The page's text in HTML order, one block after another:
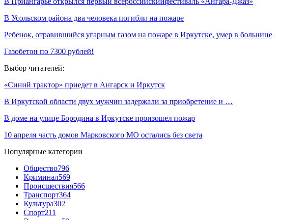
В Усольском района два человека погибли на пожаре
Ребенок, отравившийся угарным газом на пожаре в Иркутске, умер в больнице
Газобетон по 7300 рублей!
Выбор читателей:
«Синий трактор» приедет в Ангарск и Иркутск
В Иркутской области двух мужчин задержали за приобретение и …
В доме на улице Бородина в Иркутске произошел пожар
10 апреля часть домов Марковского МО остались без света
Популярные категории
Общество796
Криминал569
Происшествия566
Транспорт364
Культура302
Спорт211